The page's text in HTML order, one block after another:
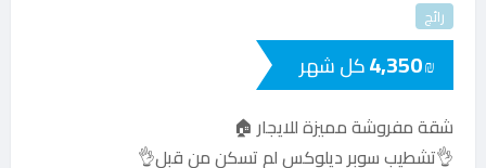
رائج
4,350₪ كل شهر
شقة مفروشة مميزة للايجار 🏠
👌تشطيب سوبر ديلوكس لم تسكن من قبل👌‏ ‏